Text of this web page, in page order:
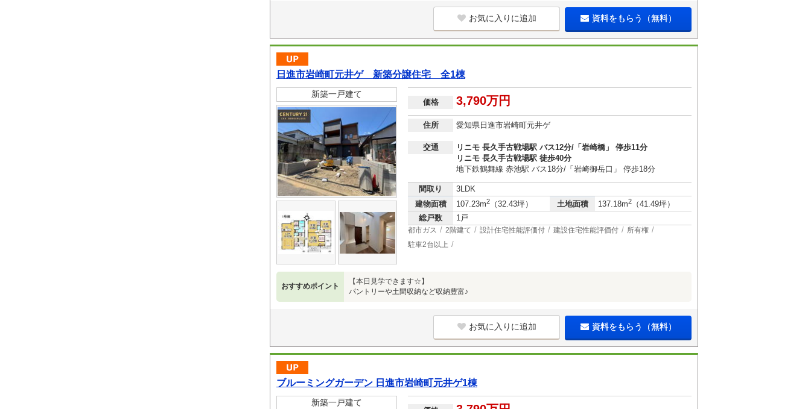
お気に入りに追加 資料をもらう（無料）
日進市岩崎町元井ゲ 新築分譲住宅 全1棟
新築一戸建て
価格 3,790万円
住所 愛知県日進市岩崎町元井ゲ
交通
リニモ 長久手古戦場駅 バス12分/「岩崎橋」 停歩11分
リニモ 長久手古戦場駅 徒歩40分
地下鉄鶴舞線 赤池駅 バス18分/「岩崎御岳口」 停歩18分
間取り
3LDK
建物面積
107.23m2 （32.43坪） 土地面積 137.18m2
（41.49坪）
総戸数
1戸
都市ガス 2階建て 設計住宅性能評価付 建設住宅性能評価付
所有権
駐車2台以上
おすすめポイント
【本日見学できます☆】
パントリーや土間収納など収納豊富♪
お気に入りに追加 資料をもらう（無料）
ブルーミングガーデン 日進市岩崎町元井ゲ1棟
新築一戸建て